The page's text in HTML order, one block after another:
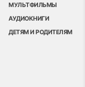
МУЛЬТФИЛЬМЫ
АУДИОКНИГИ
ДЕТЯМ И РОДИТЕЛЯМ